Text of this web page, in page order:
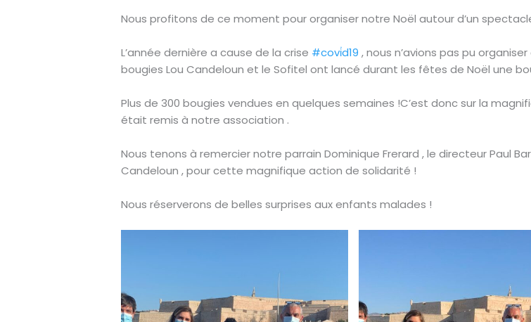
Nous profitons de ce moment pour organiser notre Noël autour d’un
L’année dernière a cause de la crise #covi̇d19 , nous n’avions pas pu
bougies Lou Candeloun et le Sofitel ont lancé durant les fêtes de Noël une
Plus de 300 bougies vendues en quelques semaines !C’est donc sur la
était remis à notre association .
Nous tenons à remercier notre parrain Dominique Frerard , le directeur Paul
Candeloun , pour cette magnifique action de solidarité !
Nous réserverons de belles surprises aux enfants malades !